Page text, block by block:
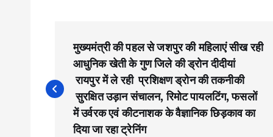
o
s
मुख्यमंत्री की पहल से जशपुर की महिलाएं सीख रही
आधुनिक खेती के गुण जिले की ड्रोन दीदीयां
रायपुर में ले रही प्रशिक्षण ड्रोन की तकनीकी
सुरक्षित उड़ान संचालन, रिमोट पायलटिंग, फसलों
में उर्वरक एवं कीटनाशक के वैज्ञानिक छिड़काव का
दिया जा रहा ट्रेनिंग